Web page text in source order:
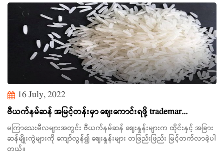
16 July, 2022
ဗီယက်နမ်ဆန် အမြင့်တန်းမှာ ဈေးကောင်းရဖို့ trademar...
မကြာသေးမီလများအတွင်း ဗီယက်နမ်ဆန် ဈေးနှုန်းများက ထိုင်းနှင့် အခြား
ဆန်မျိုးကွဲများကို ကျော်လွန်၍ ဈေးနှုန်းများ တဖြည်းဖြည်း မြင့်တက်လာခဲ့ပါ
တယ်။